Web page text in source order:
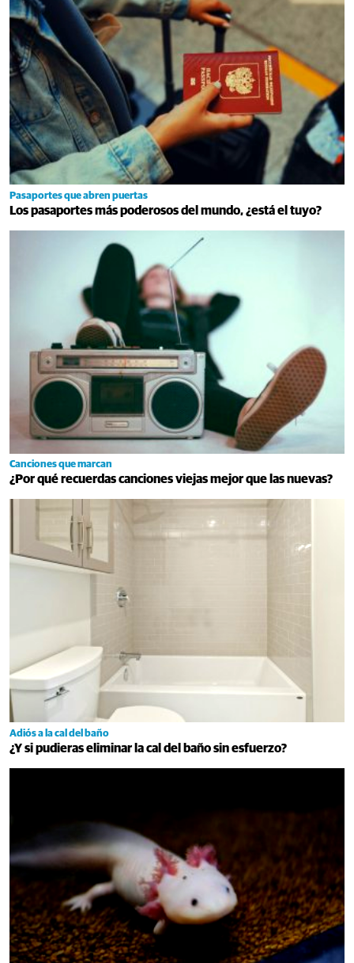
Pasaportes que abren puertas
Los pasaportes más poderosos del mundo, ¿está el tuyo?
Canciones que marcan
¿Por qué recuerdas canciones viejas mejor que las nuevas?
Adiós a la cal del baño
¿Y si pudieras eliminar la cal del baño sin esfuerzo?